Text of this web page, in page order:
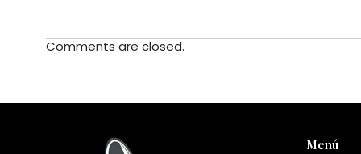
Comments are closed.
Menú